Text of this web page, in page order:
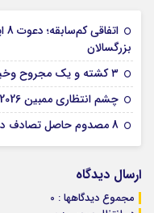
بزرگسالان
۳ کشته و یک مجروح وخیم حاصل تصادف شبانه در ایذه
چشم انتظاری ممبین 2026 | عکاس: وحید اورکی
8 مصدوم حاصل تصادف در جاده سوسن
ارسال دیدگاه
مجموع دیدگاهها : 0